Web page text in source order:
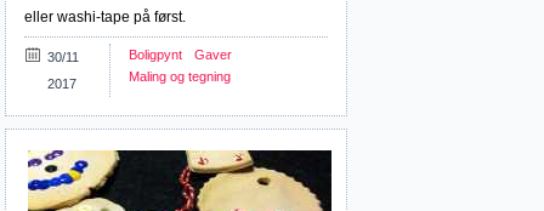
eller washi-tape på først.
30/11
2017
Boligpynt
Gaver
Maling og tegning